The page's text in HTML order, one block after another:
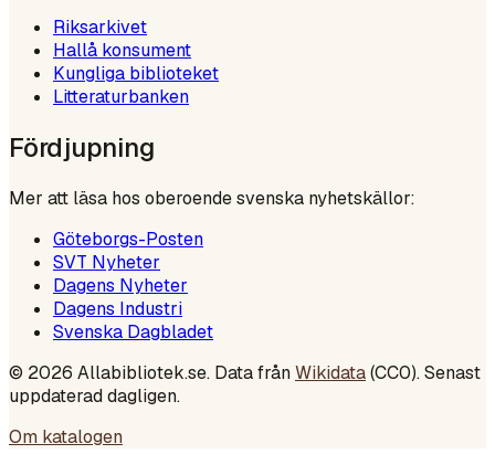
Riksarkivet
Hallå konsument
Kungliga biblioteket
Litteraturbanken
Fördjupning
Mer att läsa hos oberoende svenska nyhetskällor:
Göteborgs-Posten
SVT Nyheter
Dagens Nyheter
Dagens Industri
Svenska Dagbladet
© 2026 Allabibliotek.se. Data frånWikidata(CC0). Senast
uppdaterad dagligen.
Om katalogen